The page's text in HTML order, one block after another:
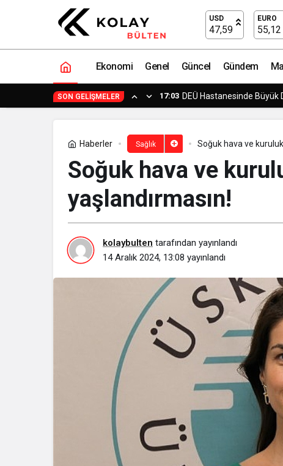
USD
47,59
EURO
55,12
Ekonomi Genel Güncel Gündem
SON GELIŞMELER 14:23 Yapımcı Suat Yanç’a
Haberler Sağlık Soğuk hava ve
Soğuk hava ve
yaşlandırmasın!
kolaybulten tarafından yayınlandı
14 Aralık 2024, 13:08 yayınlandı
Omurga pili uygun vakalarda felçli